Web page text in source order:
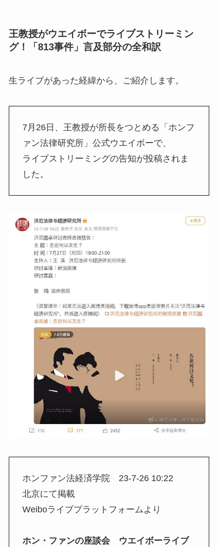
王教授がウエイボーでライブストリーミン
グ！「813事件」言及部分の全和訳
生ライブがあった経緯から、ご紹介します。
7月26日、王教授が所長をつとめる「ホンフ
ァン法律研究所」公式ウエイボーで、
ライブストリーミングの告知が投稿されま
した。
ホンファン法経済学院 23-7-26 10:22
北京にて掲載
Weiboライブプラットフォームより
ホン・ファンの座談会 ウエイボーライブ